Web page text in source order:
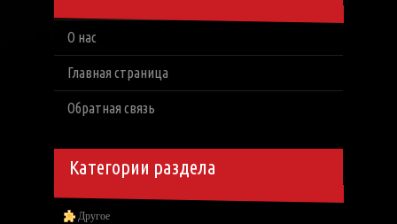
О нас
Главная страница
Обратная связь
Категории раздела
Другое